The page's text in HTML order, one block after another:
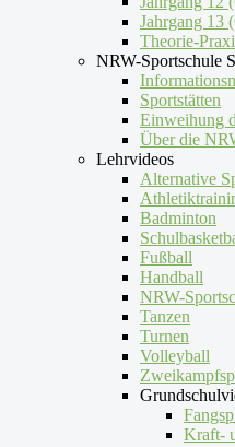
Jahrgang 13
Theorie-
NRW-Sportschule
Sportstätten
Einweihung
Über die
Lehrvideos
Alternative
Badminton
Fußball
Handball
NRW-
Tanzen
Turnen
Volleyball
Kraft-